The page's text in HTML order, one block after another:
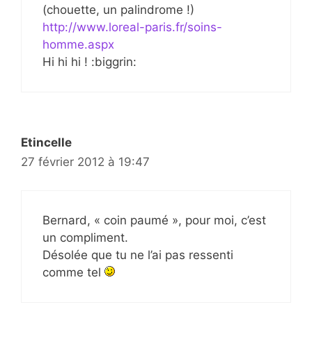
(chouette, un palindrome !)
http://www.loreal-paris.fr/soins-
homme.aspx
Hi hi hi ! :biggrin:
Etincelle
27 février 2012 à 19:47
Bernard, « coin paumé », pour moi, c’est
un compliment.
Désolée que tu ne l’ai pas ressenti
comme tel